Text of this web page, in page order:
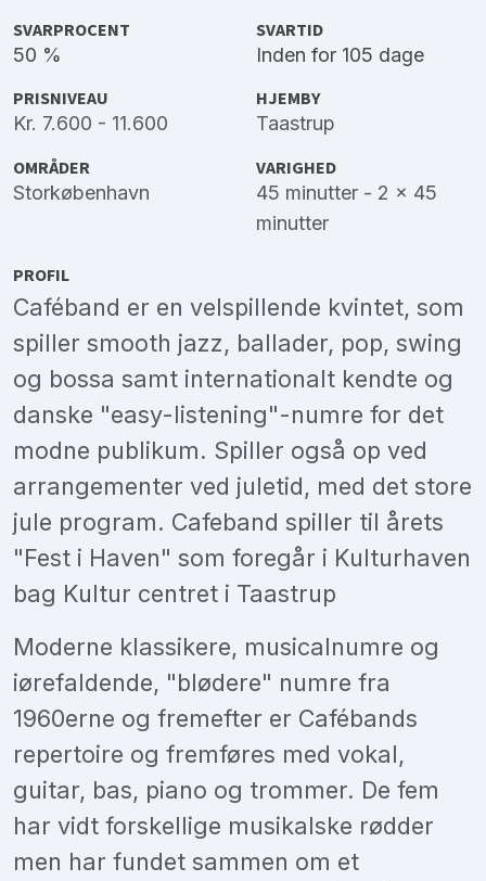
SVARPROCENT
50 %
SVARTID
Inden for 105 dage
PRISNIVEAU
Kr. 7.600 - 11.600
HJEMBY
Taastrup
OMRÅDER
Storkøbenhavn
VARIGHED
45 minutter - 2 x 45
minutter
PROFIL
Caféband er en velspillende kvintet, som
spiller smooth jazz, ballader, pop, swing
og bossa samt internationalt kendte og
danske "easy-listening"-numre for det
modne publikum. Spiller også op ved
arrangementer ved juletid, med det store
jule program. Cafeband spiller til årets
"Fest i Haven" som foregår i Kulturhaven
bag Kultur centret i Taastrup
Moderne klassikere, musicalnumre og
iørefaldende, "blødere" numre fra
1960erne og fremefter er Cafébands
repertoire og fremføres med vokal,
guitar, bas, piano og trommer. De fem
har vidt forskellige musikalske rødder
men har fundet sammen om et